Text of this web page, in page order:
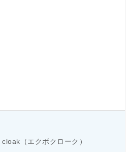
（エクボクローク）